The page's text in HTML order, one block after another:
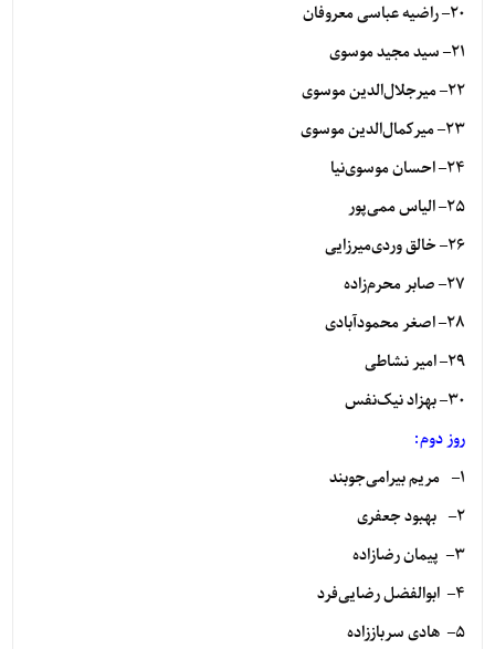
۲۰– راضیه عباسی معروفان
۲۱– سید مجید موسوی
۲۲– میرجلال‌الدین موسوی
۲۳– میرکمال‌الدین موسوی
۲۴– احسان موسوی‌نیا
۲۵– الیاس ممی‌پور
۲۶– خالق وردی‌میرزایی
۲۷– صابر محرم‌زاده
۲۸– اصغر محمودآبادی
۲۹– امیر نشاطی
۳۰– بهزاد نیک‌نفس
روز دوم:
۱– مریم بیرامی‌جوبند
۲– بهبود جعفری
۳– پیمان رضازاده
۴– ابوالفضل رضایی‌فرد
۵– هادی سرباززاده